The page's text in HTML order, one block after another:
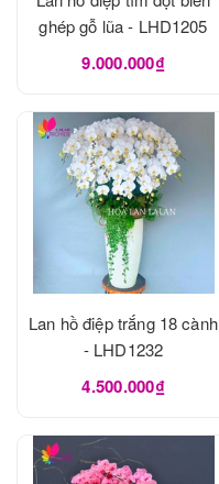
ghép gỗ lũa - LHD1205
9.000.000₫
Lan hồ điệp trắng 18 cành
- LHD1232
4.500.000₫